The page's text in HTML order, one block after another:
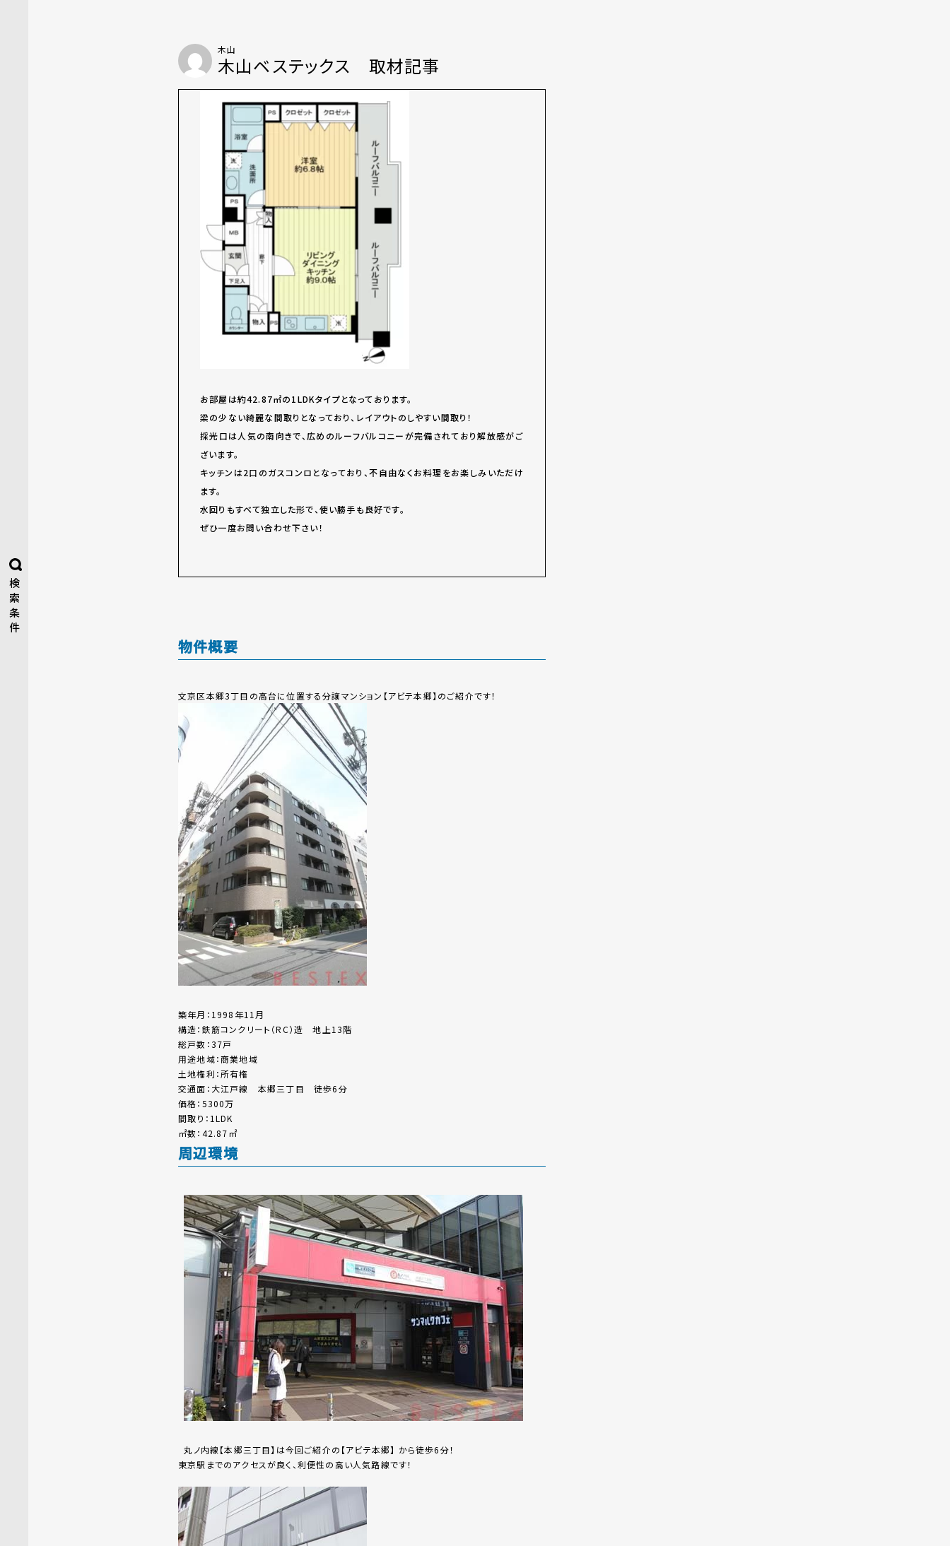
検
索
条
件
木山
木山ベステックス 取材記事
お部屋は約42.87㎡の1LDKタイプとなっております。
梁の少ない綺麗な間取りとなっており、レイアウトのしやすい間取り！
採光口は人気の南向きで、広めのルーフバルコニーが完備されており解放感がご
ざいます。
キッチンは2口のガスコンロとなっており、不自由なくお料理をお楽しみいただけ
ます。
水回りもすべて独立した形で、使い勝手も良好です。
ぜひ一度お問い合わせ下さい！
物件概要
文京区本郷3丁目の高台に位置する分譲マンション【アビテ本郷】のご紹介です！
築年月：1998年11月
構造：鉄筋コンクリート（RC）造 地上13階
総戸数：37戸
用途地域：商業地域
土地権利：所有権
交通面：大江戸線 本郷三丁目 徒歩6分
価格：5300万
間取り：1LDK
㎡数：42.87㎡
周辺環境
丸ノ内線【本郷三丁目】は今回ご紹介の【アビテ本郷】 から徒歩6分！
東京駅までのアクセスが良く、利便性の高い人気路線です！